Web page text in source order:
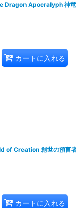
Dragon Apocralyph 神
カートに入れる
of Creation 創世の預言
カートに入れる